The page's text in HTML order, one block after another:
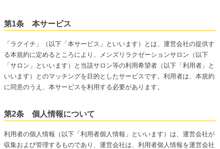
第1条 本サービス
「ラクイチ」（以下「本サービス」といいます）とは、運営会社の提供す
る本規約に定めるところにより、メンズリラクゼーションサロン（以下
「サロン」といいます）と当該サロン等の利用希望者（以下「利用者」と
いいます）とのマッチングを目的としたサービスです。利用者は、本規約
に同意のうえ、本サービスを利用する必要があります。
第2条 個人情報について
利用者の個人情報（以下「利用者個人情報」といいます）は、運営会社が
収集および管理するものであり、運営会社は、利用者個人情報を運営会社